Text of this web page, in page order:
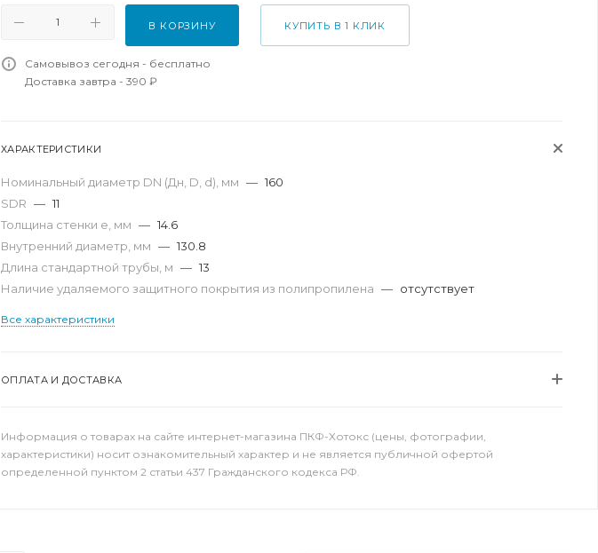
В КОРЗИНУ КУПИТЬ В 1 КЛИК
Самовывоз сегодня - бесплатно
Доставка завтра - 390 ₽
ХАРАКТЕРИСТИКИ
Номинальный диаметр DN (Дн, D, d), мм — 160
SDR — 11
Толщина стенки e, мм — 14.6
Внутренний диаметр, мм — 130.8
Длина стандартной трубы, м — 13
Наличие удаляемого защитного покрытия из полипропилена — отсутствует
Все характеристики
ОПЛАТА И ДОСТАВКА
Информация о товарах на сайте интернет-магазина ПКФ-Хотокс (цены, фотографии,
характеристики) носит ознакомительный характер и не является публичной офертой
определенной пунктом 2 статьи 437 Гражданского кодекса РФ.